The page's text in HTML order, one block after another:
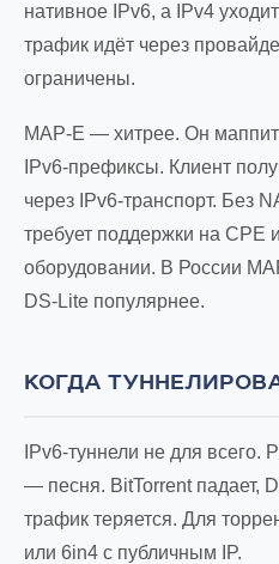
нативное IPv6, а IPv4
трафик идёт через
ограничены.
MAP-E — хитрее. Он
IPv6-префиксы. Клиент
через IPv6-транспорт. Без
требует поддержки на CPE
оборудовании. В России
DS-Lite популярнее.
КОГДА
IPv6-туннели не для всего.
— песня. BitTorrent падает,
трафик теряется. Для
или 6in4 с публичным IP.